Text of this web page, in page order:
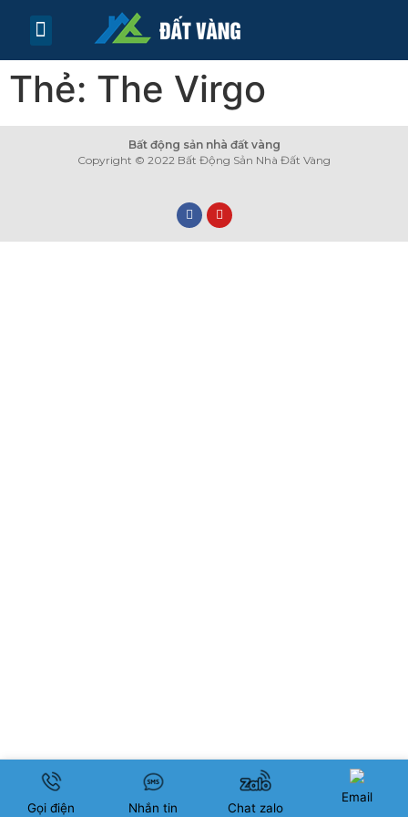
Thẻ: The Virgo
Bất động sản nhà đất vàng
Copyright © 2022 Bất Động Sản Nhà Đất Vàng
Gọi điện Nhắn tin Chat zalo
Email